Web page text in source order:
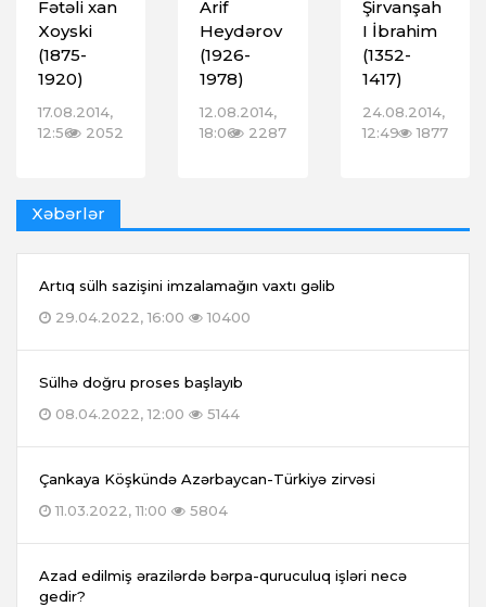
Fətəli xan
Xoyski
(1875-
1920)
17.08.2014,
12:56
2052
Arif
Heydərov
(1926-
1978)
12.08.2014,
18:06 2287
Şirvanşah
I İbrahim
(1352-
1417)
24.08.2014,
12:49
1877
Xəbərlər
Artıq sülh sazişini imzalamağın vaxtı gəlib
29.04.2022, 16:00
10400
Sülhə doğru proses başlayıb
08.04.2022, 12:00
5144
Çankaya Köşkündə Azərbaycan-Türkiyə zirvəsi
11.03.2022, 11:00
5804
Azad edilmiş ərazilərdə bərpa-quruculuq işləri necə
gedir?